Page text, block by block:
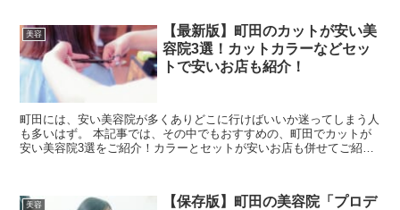
美容
【最新版】町田のカットが安い美
容院3選！カットカラーなどセッ
トで安いお店も紹介！
町田には、安い美容院が多くありどこに行けばいいか迷ってしまう人
も多いはず。 本記事では、その中でもおすすめの、町田でカットが
安い美容院3選をご紹介！カラーとセットが安いお店も併せてご紹介
美容
【保存版】町田の美容院「プロデ